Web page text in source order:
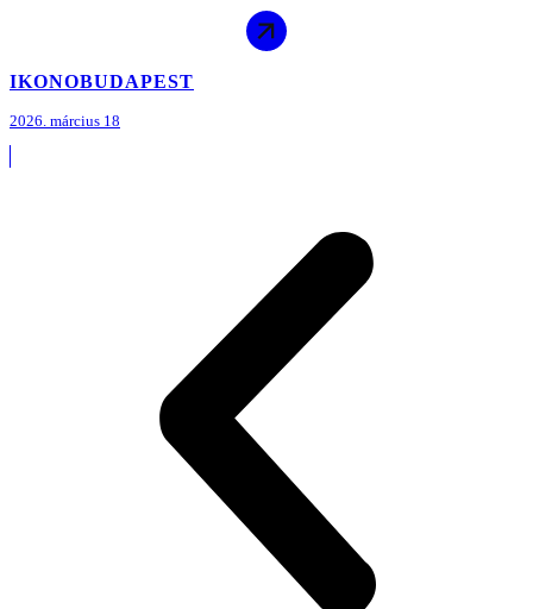
IKONOBUDAPEST
2026. március 18